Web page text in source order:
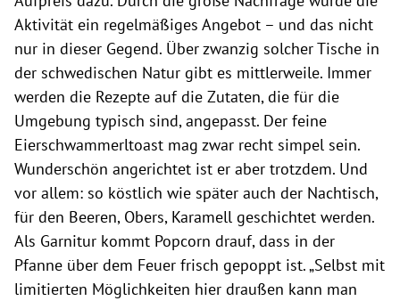
Aktivität ein regelmäßiges Angebot – und das nicht
nur in dieser Gegend. Über zwanzig solcher Tische in
der schwedischen Natur gibt es mittlerweile. Immer
werden die Rezepte auf die Zutaten, die für die
Umgebung typisch sind, angepasst. Der feine
Eierschwammerltoast mag zwar recht simpel sein.
Wunderschön angerichtet ist er aber trotzdem. Und
vor allem: so köstlich wie später auch der Nachtisch,
für den Beeren, Obers, Karamell geschichtet werden.
Als Garnitur kommt Popcorn drauf, dass in der
Pfanne über dem Feuer frisch gepoppt ist. „Selbst mit
limitierten Möglichkeiten hier draußen kann man